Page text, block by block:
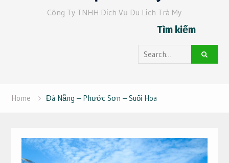
Công Ty TNHH Dịch Vụ Du Lịch Trà My
Tìm kiếm
Search
for:
Home Đà Nẵng – Phước Sơn – Suối Hoa